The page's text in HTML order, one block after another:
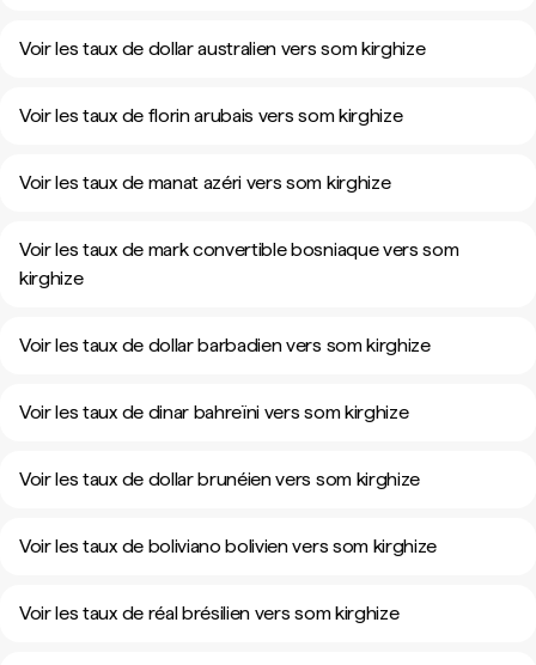
Voir les taux de dollar australien vers som kirghize
Voir les taux de florin arubais vers som kirghize
Voir les taux de manat azéri vers som kirghize
Voir les taux de mark convertible bosniaque vers som
kirghize
Voir les taux de dollar barbadien vers som kirghize
Voir les taux de dinar bahreïni vers som kirghize
Voir les taux de dollar brunéien vers som kirghize
Voir les taux de boliviano bolivien vers som kirghize
Voir les taux de réal brésilien vers som kirghize